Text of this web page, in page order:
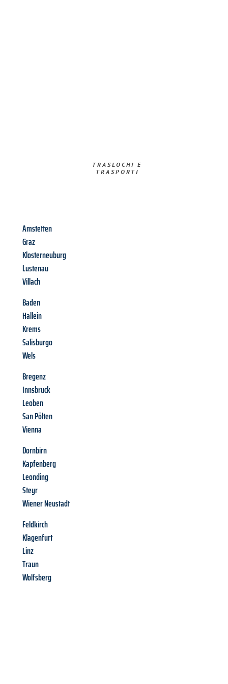
TRASLOCHI E
TRASPORTI​
Amstetten
Graz
Klosterneuburg
Lustenau
Villach
Baden
Hallein
Krems
Salisburgo
Wels
Bregenz
Innsbruck
Leoben
San Pölten
Vienna
Dornbirn
Kapfenberg
Leonding
Steyr
Wiener Neustadt
Feldkirch
Klagenfurt
Linz
Traun
Wolfsberg